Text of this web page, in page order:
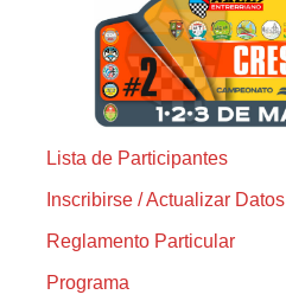
Lista de Participantes
Inscribirse / Actualizar Datos
Reglamento Particular
Programa